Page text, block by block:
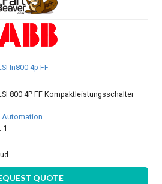
In800 4p FF
800 4P FF Kompaktleistungsschalter
Automation
1
QUOTE